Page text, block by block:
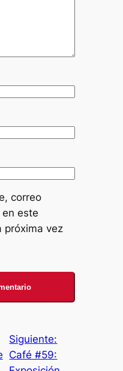
correo
este
próxima vez
Siguiente:
Café #59: